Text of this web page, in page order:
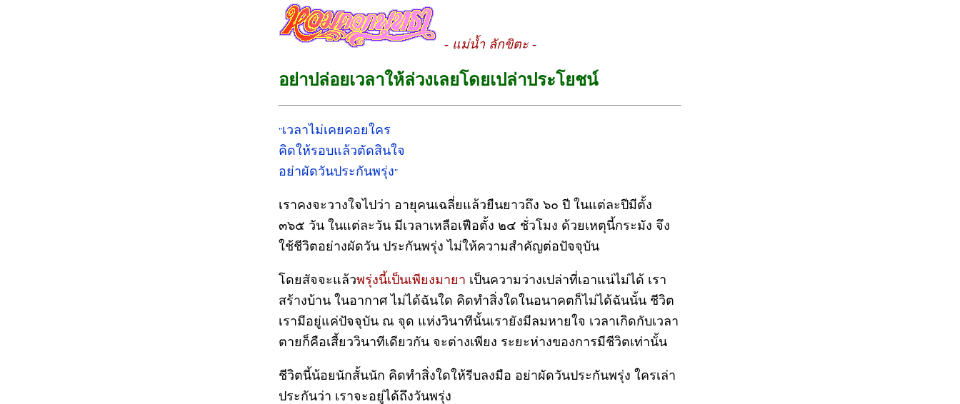
- แม่น้ำ ลักขิตะ -
อย่าปล่อยเวลาให้ล่วงเลยโดยเปล่าประโยชน์
"เวลาไม่เคยคอยใคร
คิดให้รอบแล้วตัดสินใจ
อย่าผัดวันประกันพรุ่ง"
เราคงจะวางใจไปว่า อายุคนเฉลี่ยแล้วยืนยาวถึง ๖๐ ปี ในแต่ละปีมีตั้ง
๓๖๕ วัน ในแต่ละวัน มีเวลาเหลือเฟือตั้ง ๒๔ ชั่วโมง ด้วยเหตุนี้กระมัง จึง
ใช้ชีวิตอย่างผัดวัน ประกันพรุ่ง ไม่ให้ความสำคัญต่อปัจจุบัน
โดยสัจจะแล้วพรุ่งนี้เป็นเพียงมายา เป็นความว่างเปล่าที่เอาแน่ไม่ได้ เรา
สร้างบ้าน ในอากาศ ไม่ได้ฉันใด คิดทำสิ่งใดในอนาคตก็ไม่ได้ฉันนั้น ชีวิต
เรามีอยู่แค่ปัจจุบัน ณ จุด แห่งวินาทีนั้นเรายังมีลมหายใจ เวลาเกิดกับเวลา
ตายก็คือเสี้ยววินาทีเดียวกัน จะต่างเพียง ระยะห่างของการมีชีวิตเท่านั้น
ชีวิตนี้น้อยนักสั้นนัก คิดทำสิ่งใดให้รีบลงมือ อย่าผัดวันประกันพรุ่ง ใครเล่า
ประกันว่า เราจะอยู่ได้ถึงวันพรุ่ง